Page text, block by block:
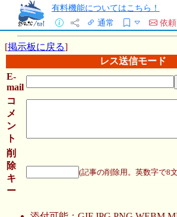
有料機能についてはこちら！
通常
依頼